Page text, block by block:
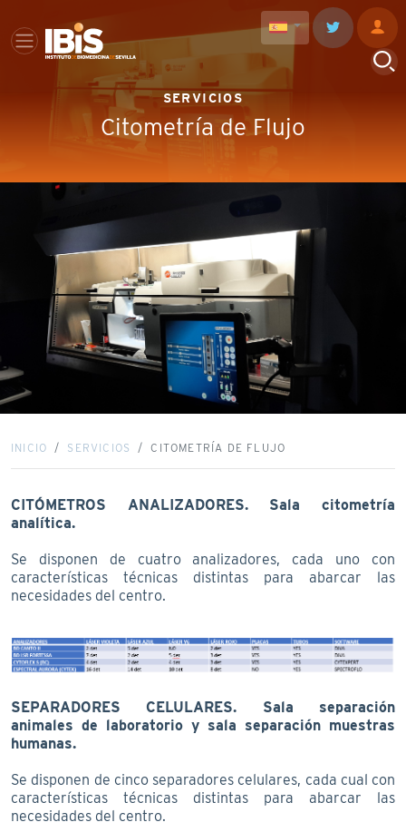
SERVICIOS
Citometría de Flujo
INICIO SERVICIOS CITOMETRÍA DE FLUJO
CITÓMETROS ANALIZADORES. Sala citometría
analítica.
Se disponen de cuatro analizadores, cada uno con
características técnicas distintas para abarcar las
necesidades del centro.
SEPARADORES CELULARES. Sala separación
animales de laboratorio y sala separación muestras
humanas.
Se disponen de cinco separadores celulares, cada cual con
características técnicas distintas para abarcar las
necesidades del centro.